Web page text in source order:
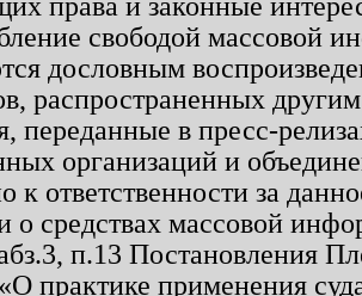
свободой массовой
дословным
распространенных
переданные в пресс-
организаций и
к ответственности за
о средствах массовой
п.13 Постановления
практике применения